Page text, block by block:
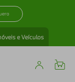
e Veículos